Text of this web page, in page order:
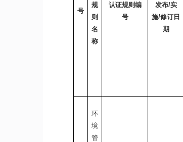
号
规
则
名
称
认证规则编
号
发布/实
施/修订日
期
环
境
管